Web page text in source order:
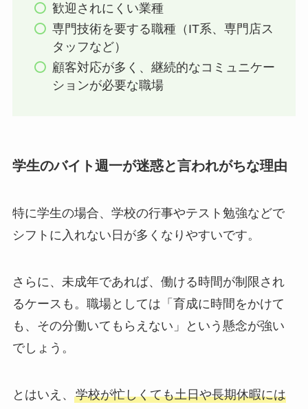
歓迎されにくい業種
専門技術を要する職種（IT系、専門店ス
タッフなど）
顧客対応が多く、継続的なコミュニケー
ションが必要な職場
学生のバイト週一が迷惑と言われがちな理由
特に学生の場合、学校の行事やテスト勉強などで
シフトに入れない日が多くなりやすいです。
さらに、未成年であれば、働ける時間が制限され
るケースも。職場としては「育成に時間をかけて
も、その分働いてもらえない」という懸念が強い
でしょう。
とはいえ、 学校が忙しくても土日や長期休暇には